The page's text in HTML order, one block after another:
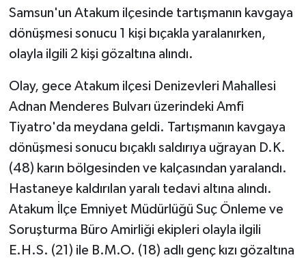
Samsun'un Atakum ilçesinde tartışmanın kavgaya
dönüşmesi sonucu 1 kişi bıçakla yaralanırken,
olayla ilgili 2 kişi gözaltına alındı.
Olay, gece Atakum ilçesi Denizevleri Mahallesi
Adnan Menderes Bulvarı üzerindeki Amfi
Tiyatro'da meydana geldi. Tartışmanın kavgaya
dönüşmesi sonucu bıçaklı saldırıya uğrayan D.K.
(48) karın bölgesinden ve kalçasından yaralandı.
Hastaneye kaldırılan yaralı tedavi altına alındı.
Atakum İlçe Emniyet Müdürlüğü Suç Önleme ve
Soruşturma Büro Amirliği ekipleri olayla ilgili
E.H.S. (21) ile B.M.O. (18) adlı genç kızı gözaltına